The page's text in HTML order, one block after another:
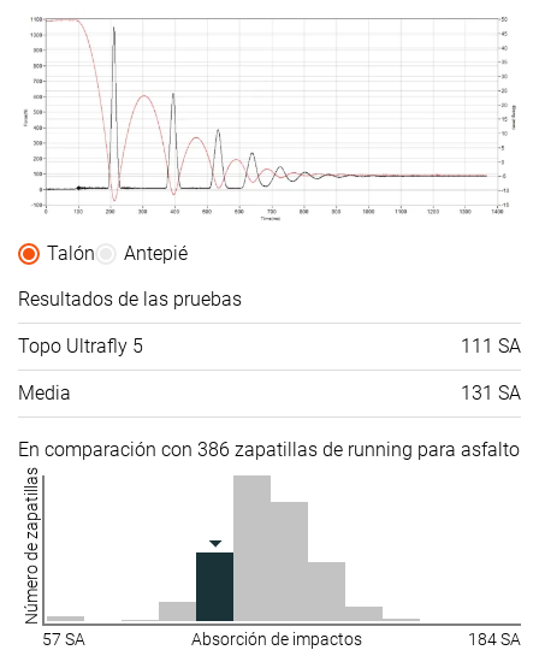
Talón
Antepié
Resultados de las pruebas
Topo Ultrafly 5 111 SA
Media 131 SA
En comparación con 386 zapatillas de running para asfalto
Número de zapatillas
57 SA Absorción de impactos 184 SA